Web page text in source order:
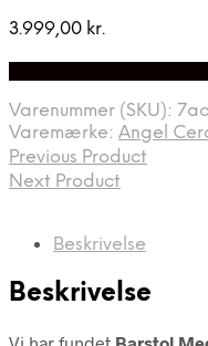
3.999,00 kr.
Varenummer (SKU):
Varemærke: Angel
Previous Product
Next Product
Beskrivelse
Beskrivelse